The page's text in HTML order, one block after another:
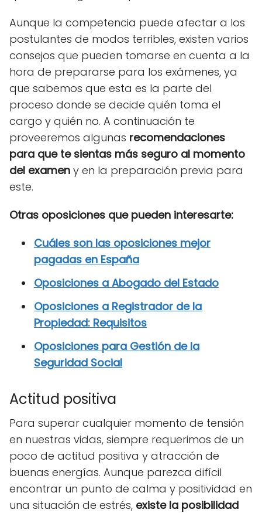
Aunque la competencia puede afectar a los
postulantes de modos terribles, existen varios
consejos que pueden tomarse en cuenta a la
hora de prepararse para los exámenes, ya
que sabemos que esta es la parte del
proceso donde se decide quién toma el
cargo y quién no. A continuación te
proveeremos algunas recomendaciones
para que te sientas más seguro al momento
del examen y en la preparación previa para
este.
Otras oposiciones que pueden interesarte:
Cuáles son las oposiciones mejor
pagadas en España
Oposiciones a Abogado del Estado
Oposiciones a Registrador de la
Propiedad: Requisitos
Oposiciones para Gestión de la
Seguridad Social
Actitud positiva
Para superar cualquier momento de tensión
en nuestras vidas, siempre requerimos de un
poco de actitud positiva y atracción de
buenas energías. Aunque parezca difícil
encontrar un punto de calma y positividad en
una situación de estrés, existe la posibilidad